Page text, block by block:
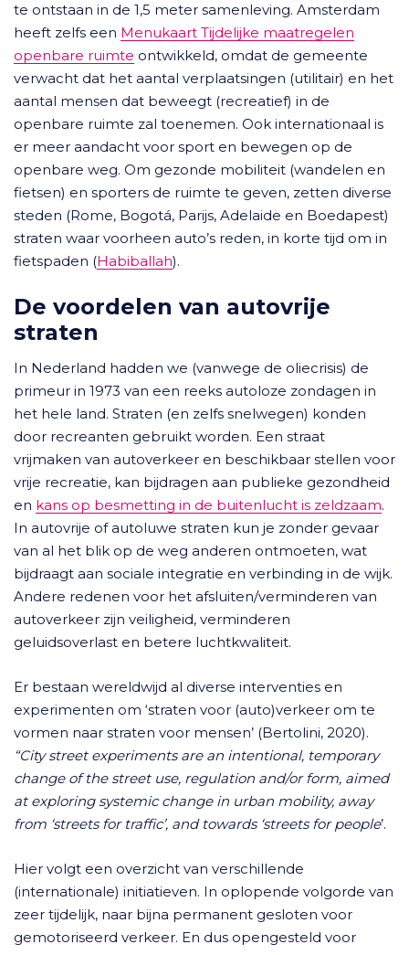
te ontstaan in de 1,5 meter samenleving. Amsterdam
heeft zelfs een Menukaart Tijdelijke maatregelen
openbare ruimte ontwikkeld, omdat de gemeente
verwacht dat het aantal verplaatsingen (utilitair) en het
aantal mensen dat beweegt (recreatief) in de
openbare ruimte zal toenemen. Ook internationaal is
er meer aandacht voor sport en bewegen op de
openbare weg. Om gezonde mobiliteit (wandelen en
fietsen) en sporters de ruimte te geven, zetten diverse
steden (Rome, Bogotá, Parijs, Adelaide en Boedapest)
straten waar voorheen auto’s reden, in korte tijd om in
fietspaden (Habiballah).
De voordelen van autovrije
straten
In Nederland hadden we (vanwege de oliecrisis) de
primeur in 1973 van een reeks autoloze zondagen in
het hele land. Straten (en zelfs snelwegen) konden
door recreanten gebruikt worden. Een straat
vrijmaken van autoverkeer en beschikbaar stellen voor
vrije recreatie, kan bijdragen aan publieke gezondheid
en kans op besmetting in de buitenlucht is zeldzaam.
In autovrije of autoluwe straten kun je zonder gevaar
van al het blik op de weg anderen ontmoeten, wat
bijdraagt aan sociale integratie en verbinding in de wijk.
Andere redenen voor het afsluiten/verminderen van
autoverkeer zijn veiligheid, verminderen
geluidsoverlast en betere luchtkwaliteit.
Er bestaan wereldwijd al diverse interventies en
experimenten om ‘straten voor (auto)verkeer om te
vormen naar straten voor mensen’ (Bertolini, 2020).
“City street experiments are an intentional, temporary
change of the street use, regulation and/or form, aimed
at exploring systemic change in urban mobility, away
from ‘streets for traffic’, and towards ‘streets for people’.
Hier volgt een overzicht van verschillende
(internationale) initiatieven. In oplopende volgorde van
zeer tijdelijk, naar bijna permanent gesloten voor
gemotoriseerd verkeer. En dus opengesteld voor